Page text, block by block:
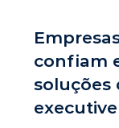
confiam
soluções